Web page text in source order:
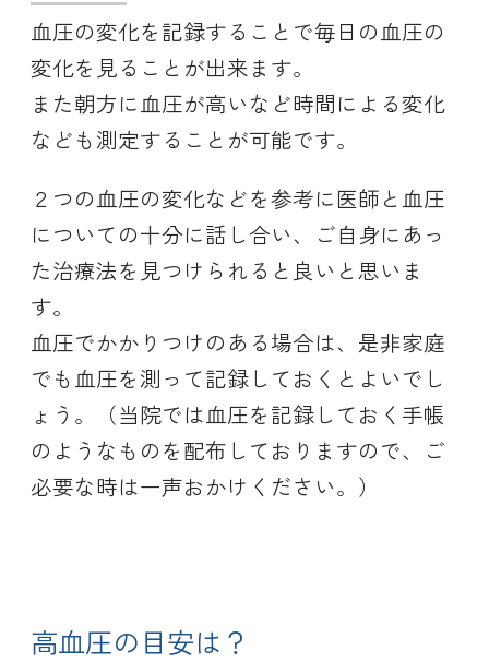
血圧の変化を記録することで毎日の血圧の
変化を見ることが出来ます。
また朝方に血圧が高いなど時間による変化
なども測定することが可能です。
２つの血圧の変化などを参考に医師と血圧
についての十分に話し合い、ご自身にあっ
た治療法を見つけられると良いと思いま
す。
血圧でかかりつけのある場合は、是非家庭
でも血圧を測って記録しておくとよいでし
ょう。（当院では血圧を記録しておく手帳
のようなものを配布しておりますので、ご
必要な時は一声おかけください。）
高血圧の目安は？